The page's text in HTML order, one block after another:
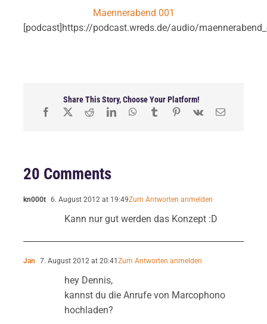
Maennerabend 001
[podcast]https://podcast.wreds.de/audio/
Share This Story, Choose Your Platform!
20 Comments
kn000t 6. August 2012 at 19:49Zum Antworten anmelden
Kann nur gut werden das Konzept :D
Jan 7. August 2012 at 20:41Zum Antworten anmelden
hey Dennis,
kannst du die Anrufe von Marcophono
hochladen?